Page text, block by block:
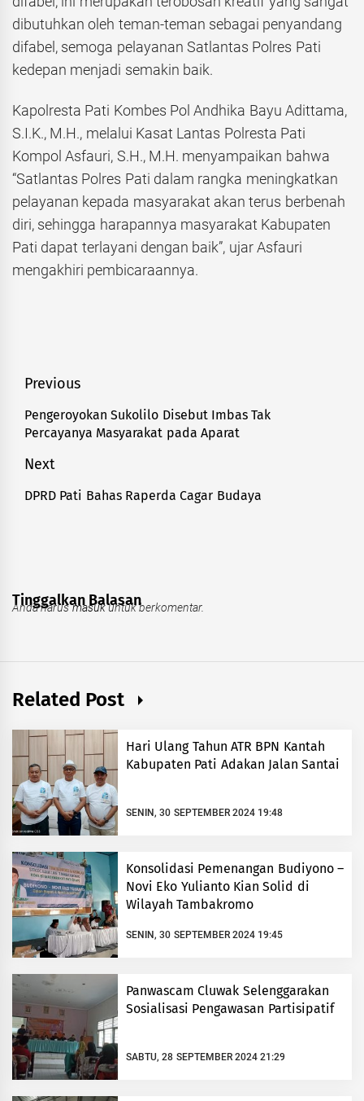
dibutuhkan oleh teman-teman sebagai penyandang
difabel, semoga pelayanan Satlantas Polres Pati
kedepan menjadi semakin baik.
Kapolresta Pati Kombes Pol Andhika Bayu Adittama,
S.I.K., M.H., melalui Kasat Lantas Polresta Pati
Kompol Asfauri, S.H., M.H. menyampaikan bahwa
“Satlantas Polres Pati dalam rangka meningkatkan
pelayanan kepada masyarakat akan terus berbenah
diri, sehingga harapannya masyarakat Kabupaten
Pati dapat terlayani dengan baik”, ujar Asfauri
mengakhiri pembicaraannya.
Navigasi
pos
Previous
Previous
post:
Pengeroyokan Sukolilo Disebut Imbas Tak
Percayanya Masyarakat pada Aparat
Next
Next
DPRD Pati Bahas Raperda Cagar Budaya
Tinggalkan Balasan
Anda harusmasukuntuk berkomentar.
Related Post
Hari Ulang Tahun ATR BPN Kantah
Kabupaten Pati Adakan Jalan Santai
SENIN, 30 SEPTEMBER 2024 19:48
Konsolidasi Pemenangan Budiyono –
Novi Eko Yulianto Kian Solid di
Wilayah Tambakromo
SENIN, 30 SEPTEMBER 2024 19:45
Panwascam Cluwak Selenggarakan
Sosialisasi Pengawasan Partisipatif
SABTU, 28 SEPTEMBER 2024 21:29